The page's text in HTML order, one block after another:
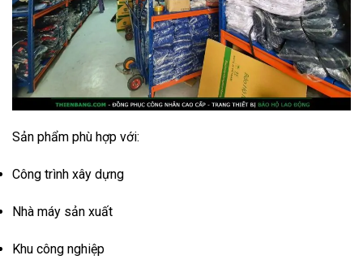
Sản phẩm phù hợp với:
Công trình xây dựng
Nhà máy sản xuất
Khu công nghiệp